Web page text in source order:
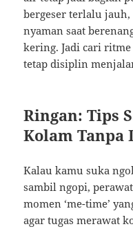
bergeser terlalu
nyaman saat
kering. Jadi cari
tetap disiplin
Ringan: Tips
Kolam Tanpa
Kalau kamu suka
sambil ngopi,
momen ‘me-time’
agar tugas merawat